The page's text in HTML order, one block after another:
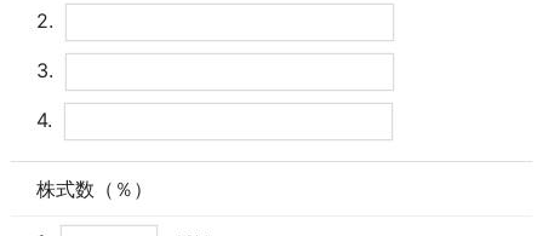
2.
3.
4.
株式数（％）